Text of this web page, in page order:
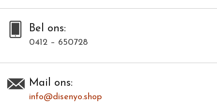
Bel ons:
0412 – 650728
Mail ons:
info@disenyo.shop